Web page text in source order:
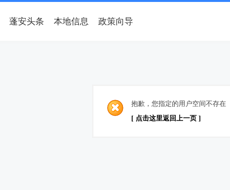
蓬安头条 本地信息 政策向导
抱歉，您指定的用户空间不存在
[ 点击这里返回上一页 ]